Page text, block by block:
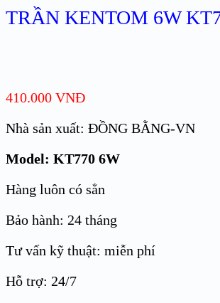
TRẦN KENTOM 6W
410.000 VNĐ
Nhà sản xuất: ĐỒNG BẰNG-VN
Model: KT770 6W
Hàng luôn có sẳn
Bảo hành: 24 tháng
Tư vấn kỹ thuật: miễn phí
Hỗ trợ: 24/7